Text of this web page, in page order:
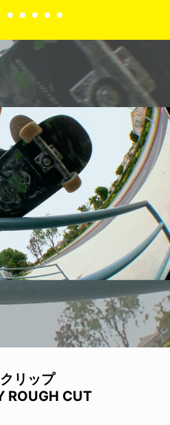
リップ
ROUGH CUT